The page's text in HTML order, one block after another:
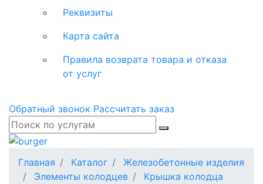
Реквизиты
Карта сайта
Правила возврата товара и отказа
от услуг
Обратный звонок Рассчитать заказ
Главная Каталог
Железобетонные изделия
Элементы колодцев
Крышка колодца